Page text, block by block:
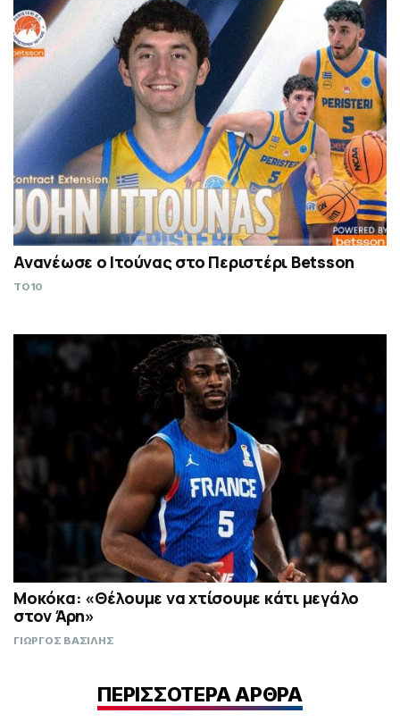
Ανανέωσε ο Ιτούνας στο Περιστέρι Betsson
TO10
Μοκόκα: «Θέλουμε να χτίσουμε κάτι μεγάλο
στον Άρη»
ΓΙΩΡΓΟΣ ΒΑΣΙΛΗΣ
ΠΕΡΙΣΣΟΤΕΡΑ ΑΡΘΡΑ